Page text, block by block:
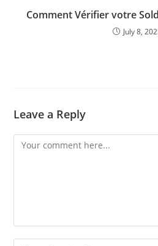
Comment Vérifier votre
July 8,
Leave a Reply